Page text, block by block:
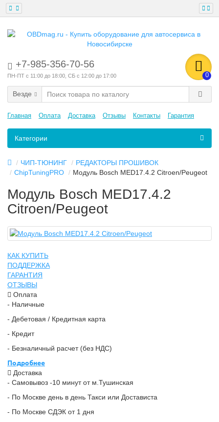
+7-985-356-70-56
ПН-ПТ с 11:00 до 18:00, СБ с 12:00 до 17:00 0
Везде
Главная Оплата Доставка Отзывы Контакты Гарантия
Категории
ЧИП-ТЮНИНГ
РЕДАКТОРЫ ПРОШИВОК
ChipTuningPRO
Mодуль Bosch MED17.4.2 Citroen/Peugeot
Mодуль Bosch MED17.4.2
Citroen/Peugeot
КАК КУПИТЬ
ПОДДЕРЖКА
ГАРАНТИЯ
ОТЗЫВЫ
Оплата
- Наличные
- Дебетовая / Кредитная карта
- Кредит
- Безналичный расчет (без НДС)
Подробнее
Доставка
- Самовывоз -10 минут от м.Тушинская
- По Москве день в день Такси или Достависта
- По Москве СДЭК от 1 дня